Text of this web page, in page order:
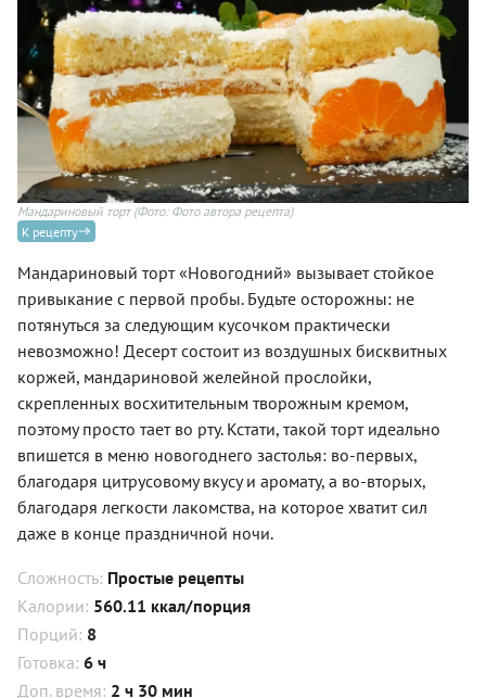
Мандариновый торт(Фото: Фото автора рецепта)
К рецепту
Мандариновый торт «Новогодний» вызывает стойкое
привыкание с первой пробы. Будьте осторожны: не
потянуться за следующим кусочком практически
невозможно! Десерт состоит из воздушных бисквитных
коржей, мандариновой желейной прослойки,
скрепленных восхитительным творожным кремом,
поэтому просто тает во рту. Кстати, такой торт идеально
впишется в меню новогоднего застолья: во-первых,
благодаря цитрусовому вкусу и аромату, а во-вторых,
благодаря легкости лакомства, на которое хватит сил
даже в конце праздничной ночи.
Сложность: Простые рецепты
Калории: 560.11 ккал/порция
Порций: 8
Готовка: 6 ч
Доп. время: 2 ч 30 мин